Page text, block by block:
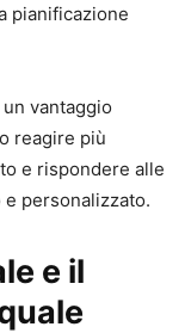
pianificazione
vantaggio
reagire più
e rispondere alle
personalizzato.
e il